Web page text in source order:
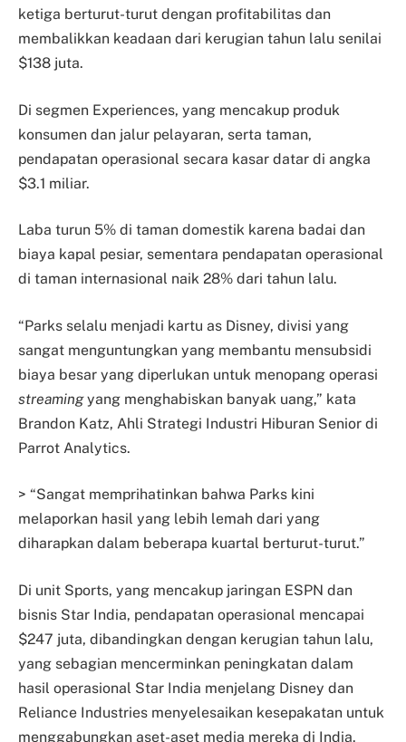
ketiga berturut-turut dengan profitabilitas dan
membalikkan keadaan dari kerugian tahun lalu senilai
$138 juta.
Di segmen Experiences, yang mencakup produk
konsumen dan jalur pelayaran, serta taman,
pendapatan operasional secara kasar datar di angka
$3.1 miliar.
Laba turun 5% di taman domestik karena badai dan
biaya kapal pesiar, sementara pendapatan operasional
di taman internasional naik 28% dari tahun lalu.
“Parks selalu menjadi kartu as Disney, divisi yang
sangat menguntungkan yang membantu mensubsidi
biaya besar yang diperlukan untuk menopang operasi
streamingyang menghabiskan banyak uang,” kata
Brandon Katz, Ahli Strategi Industri Hiburan Senior di
Parrot Analytics.
> “Sangat memprihatinkan bahwa Parks kini
melaporkan hasil yang lebih lemah dari yang
diharapkan dalam beberapa kuartal berturut-turut.”
Di unit Sports, yang mencakup jaringan ESPN dan
bisnis Star India, pendapatan operasional mencapai
$247 juta, dibandingkan dengan kerugian tahun lalu,
yang sebagian mencerminkan peningkatan dalam
hasil operasional Star India menjelang Disney dan
Reliance Industries menyelesaikan kesepakatan untuk
menggabungkan aset-aset media mereka di India.